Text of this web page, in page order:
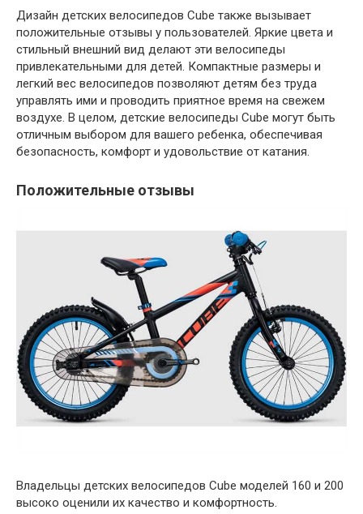
Дизайн детских велосипедов Cube также вызывает
положительные отзывы у пользователей. Яркие цвета и
стильный внешний вид делают эти велосипеды
привлекательными для детей. Компактные размеры и
легкий вес велосипедов позволяют детям без труда
управлять ими и проводить приятное время на свежем
воздухе. В целом, детские велосипеды Cube могут быть
отличным выбором для вашего ребенка, обеспечивая
безопасность, комфорт и удовольствие от катания.
Положительные отзывы
Владельцы детских велосипедов Cube моделей 160 и 200
высоко оценили их качество и комфортность.